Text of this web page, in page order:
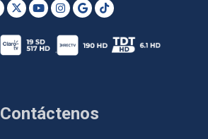
Contáctenos